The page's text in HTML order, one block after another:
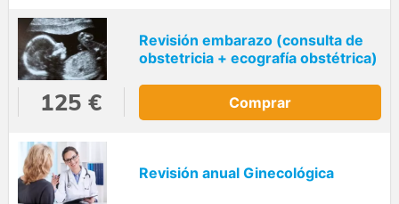
Revisión embarazo (consulta de
obstetricia + ecografía obstétrica)
125 € Comprar
Revisión anual Ginecológica